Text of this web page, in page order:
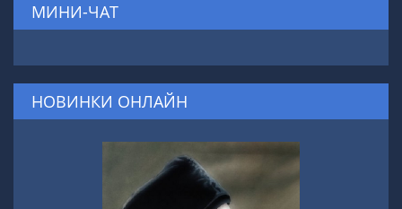
МИНИ-ЧАТ
НОВИНКИ ОНЛАЙН